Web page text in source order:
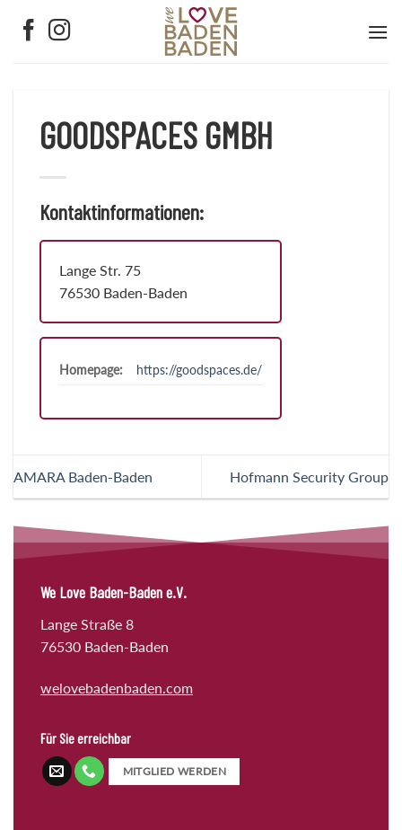
Inhalt
GOODSPACES GMBH
Kontaktinformationen:
Lange Str. 75
76530 Baden-Baden
Homepage: https://goodspaces.de/
AMARA Baden-Baden Hofmann Security Group
We Love Baden-Baden e.V.
Lange Straße 8
76530 Baden-Baden
welovebadenbaden.com
Für Sie erreichbar
MITGLIED WERDEN